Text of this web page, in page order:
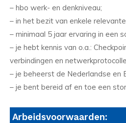
– hbo werk- en denkniveau;
– in het bezit van enkele
– minimaal 5 jaar ervaring in een
– je hebt kennis van o.a.:
verbindingen en
– je beheerst de Nederlandse en
– je bent bereid af en toe een
Arbeidsvoorwaarden: